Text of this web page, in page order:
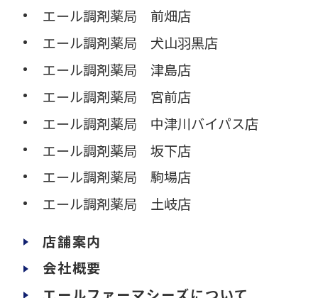
エール調剤薬局 前畑店
エール調剤薬局 犬山羽黒店
エール調剤薬局 津島店
エール調剤薬局 宮前店
エール調剤薬局 中津川バイパス店
エール調剤薬局 坂下店
エール調剤薬局 駒場店
エール調剤薬局 土岐店
店舗案内
会社概要